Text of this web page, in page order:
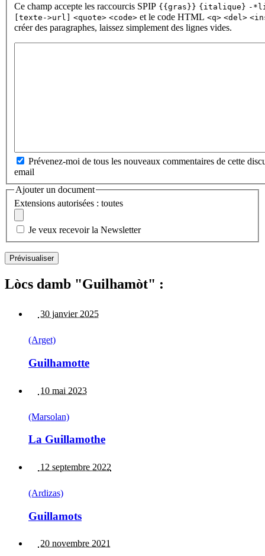
Ce champ accepte les raccourcis SPIP {{gras}} {italique} -
[texte->url] <quote> <code> et le code HTML <q> <del>
créer des paragraphes, laissez simplement des lignes vides.
Prévenez-moi de tous les nouveaux commentaires de cette
email
Ajouter un document
Extensions autorisées : toutes
Je veux recevoir la Newsletter
Lòcs damb "Guilhamòt" :
30 janvier 2025
(Arget)
Guilhamotte
10 mai 2023
(Marsolan)
La Guillamothe
12 septembre 2022
(Ardizas)
Guillamots
20 novembre 2021